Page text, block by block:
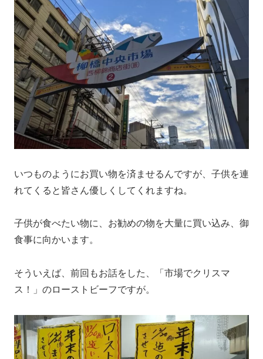
いつものようにお買い物を済ませるんですが、子供を連
れてくると皆さん優しくしてくれますね。
子供が食べたい物に、お勧めの物を大量に買い込み、御
食事に向かいます。
そういえば、前回もお話をした、「市場でクリスマ
ス！」のローストビーフですが。